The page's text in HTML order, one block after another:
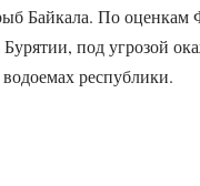
Байкала. По оценкам
под угрозой
республики.